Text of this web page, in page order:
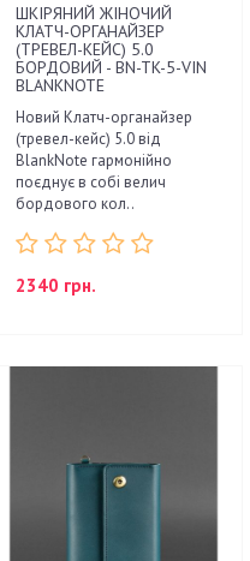
ШКІРЯНИЙ ЖІНОЧИЙ
КЛАТЧ-ОРГАНАЙЗЕР
(ТРЕВЕЛ-КЕЙС) 5.0
БОРДОВИЙ - BN-TK-5-VIN
BLANKNOTE
Новий Клатч-органайзер
(тревел-кейс) 5.0 від
BlankNote гармонійно
поєднує в собі велич
бордового кол..
2340 грн.